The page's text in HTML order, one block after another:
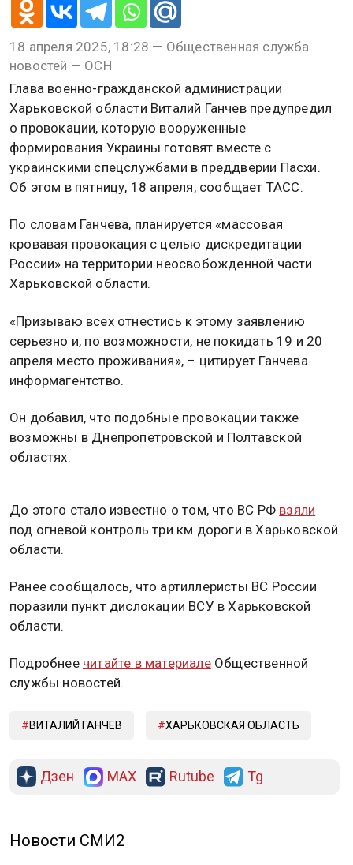
18 апреля 2025, 18:28 — Общественная служба
новостей — ОСН
Глава военно-гражданской администрации
Харьковской области Виталий Ганчев предупредил
о провокации, которую вооруженные
формирования Украины готовят вместе с
украинскими спецслужбами в преддверии Пасхи.
Об этом в пятницу, 18 апреля, сообщает ТАСС.
По словам Ганчева, планируется «массовая
кровавая провокация с целью дискредитации
России» на территории неосвобожденной части
Харьковской области.
«Призываю всех отнестись к этому заявлению
серьезно и, по возможности, не покидать 19 и 20
апреля место проживания», – цитирует Ганчева
информагентство.
Он добавил, что подобные провокации также
возможны в Днепропетровской и Полтавской
областях.
До этого стало известно о том, что ВС РФ взяли
под огневой контроль три км дороги в Харьковской
области.
Ранее сообщалось, что артиллеристы ВС России
поразили пункт дислокации ВСУ в Харьковской
области.
Подробнее читайте в материалеОбщественной
службы новостей.
ВИТАЛИЙ ГАНЧЕВ ХАРЬКОВСКАЯ ОБЛАСТЬ
Дзен MAX Rutube Tg
Новости СМИ2